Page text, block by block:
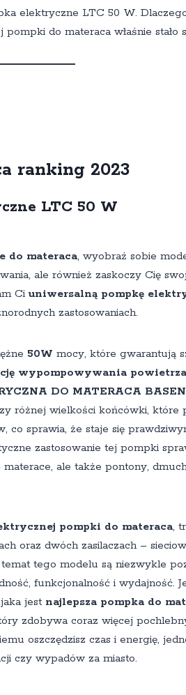
elektryczne LTC 50 W.
do materaca właśnie stało
ranking 2023
LTC 50 W
do materaca, wyobraź sobie
ale również zaskoczy Cię
Ci uniwersalną pompkę
zastosowaniach.
50W mocy, które gwarantują
wypompowywania powietrza
DO MATERACA
różnej wielkości końcówki, które
co sprawia, że staje się
zastosowanie tej pompki
ale także pontony,
pompki do materaca,
oraz dwóch zasilaczach –
tego modelu są niezwykle
funkcjonalność i wydajność.
jest najlepsza pompka do
zdobywa coraz więcej
oszczędzisz czas i energię,
czy wypadów za miasto.